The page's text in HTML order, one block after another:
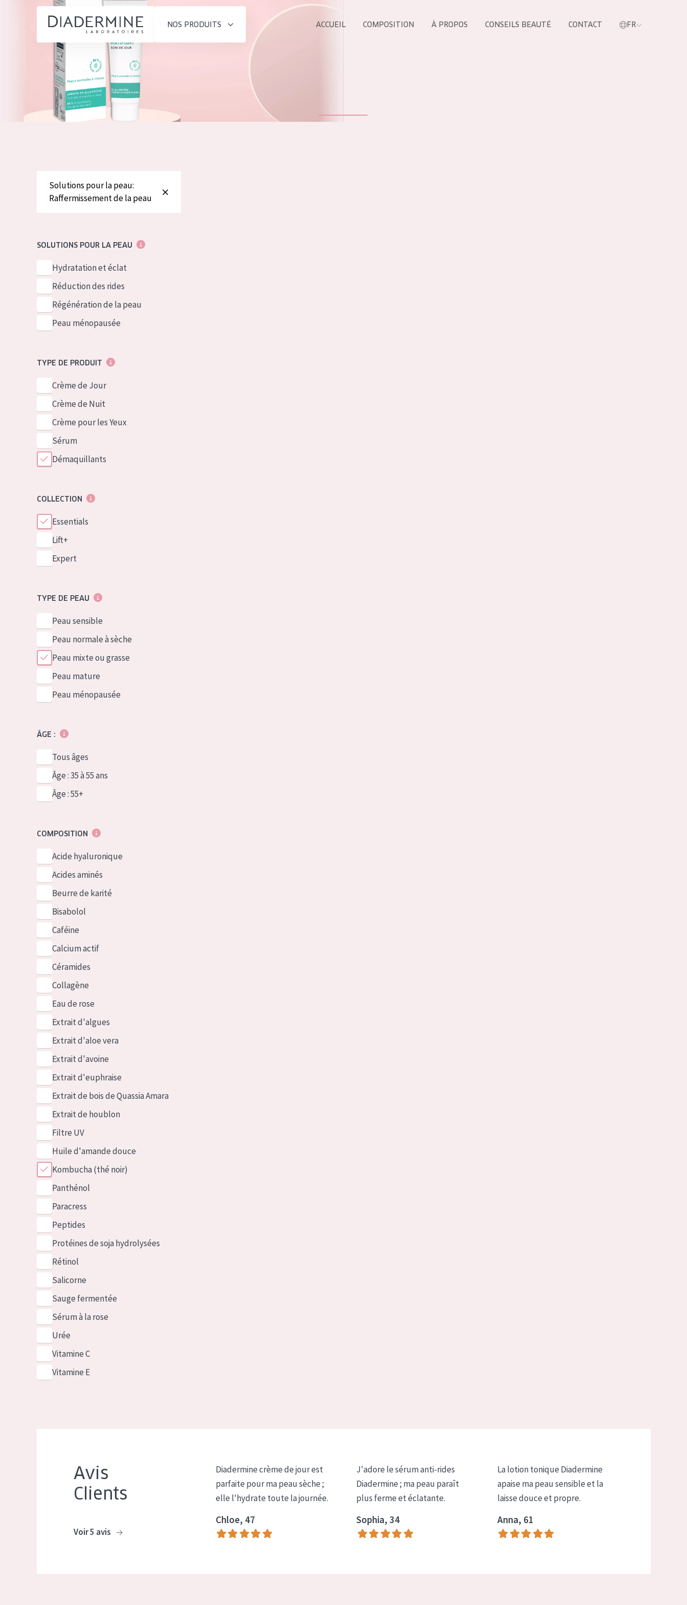
NOS PRODUITS
SOLUTIONS POUR LA PEAU
Hydratation et éclat
Réduction des rides
Peau ménopausée
Crème de Nuit
ACCUEIL COMPOSITION À PROPOS CONSEILS BEAUTÉ CONTACT FR
Composition
À propos
Solutions pour la peau:
Raffermissement de la peau
SOLUTIONS POUR LA PEAU
Hydratation et éclat
Réduction des rides
Régénération de la peau
Peau ménopausée
TYPE DE PRODUIT
Crème de Jour
Crème de Nuit
Crème pour les Yeux
Sérum
Démaquillants
COLLECTION
Essentials
Lift+
Expert
TYPE DE PEAU
Peau sensible
Peau normale à sèche
Peau mixte ou grasse
Peau mature
Peau ménopausée
ÂGE :
Tous âges
Âge : 35 à 55 ans
Âge : 55+
COMPOSITION
Acide hyaluronique
Acides aminés
Beurre de karité
Bisabolol
Caféine
Calcium actif
Céramides
Collagène
Eau de rose
Extrait d'algues
Extrait d'aloe vera
Extrait d'avoine
Extrait d'euphraise
Extrait de bois de Quassia Amara
Extrait de houblon
Filtre UV
Huile d'amande douce
Kombucha (thé noir)
Panthénol
Paracress
Peptides
Protéines de soja hydrolysées
Rétinol
Salicorne
Sauge fermentée
Sérum à la rose
Urée
Vitamine C
Vitamine E
Avis
Clients
Voir 5 avis
Diadermine crème de jour est
parfaite pour ma peau sèche ;
elle l'hydrate toute la journée.
Chloe, 47
J'adore le sérum anti-rides
Diadermine ; ma peau paraît
plus ferme et éclatante.
Sophia, 34
La lotion tonique Diadermine
apaise ma peau sensible et la
laisse douce et propre.
Anna, 61